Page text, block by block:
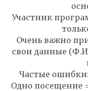
Участник
Очень важно
свои данные
Частые
Одно посещение